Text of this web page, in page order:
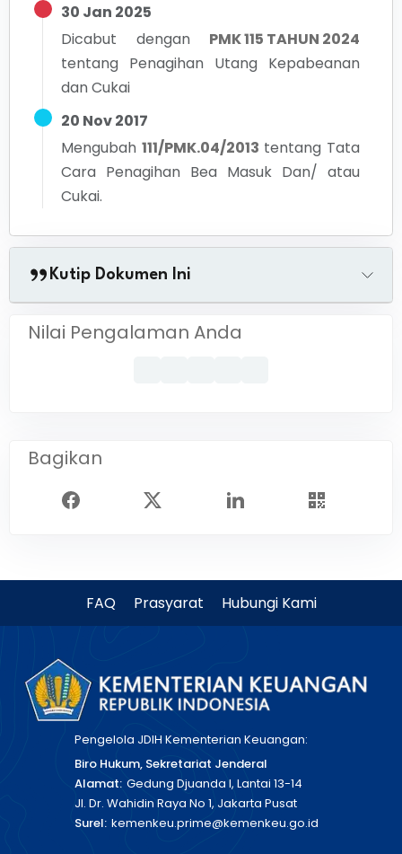
30 Jan 2025
Dicabut dengan
PMK 115 TAHUN 2024
tentang Penagihan Utang Kepabeanan
dan Cukai
20 Nov 2017
Mengubah 111/PMK.04/2013 tentang Tata
Cara Penagihan Bea Masuk Dan/ atau
Cukai.
Kutip Dokumen Ini
Nilai Pengalaman Anda
Bagikan
FAQ Prasyarat Hubungi Kami
Pengelola JDIH Kementerian Keuangan:
Biro Hukum, Sekretariat Jenderal
Alamat: Gedung Djuanda I, Lantai 13-14
Jl. Dr. Wahidin Raya No 1, Jakarta Pusat
Surel: kemenkeu.prime@kemenkeu.go.id